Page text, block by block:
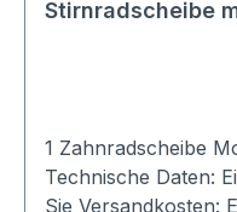
Stirnradscheibe
1 Zahnradscheibe
Technische Daten:
Sie Versandkosten: